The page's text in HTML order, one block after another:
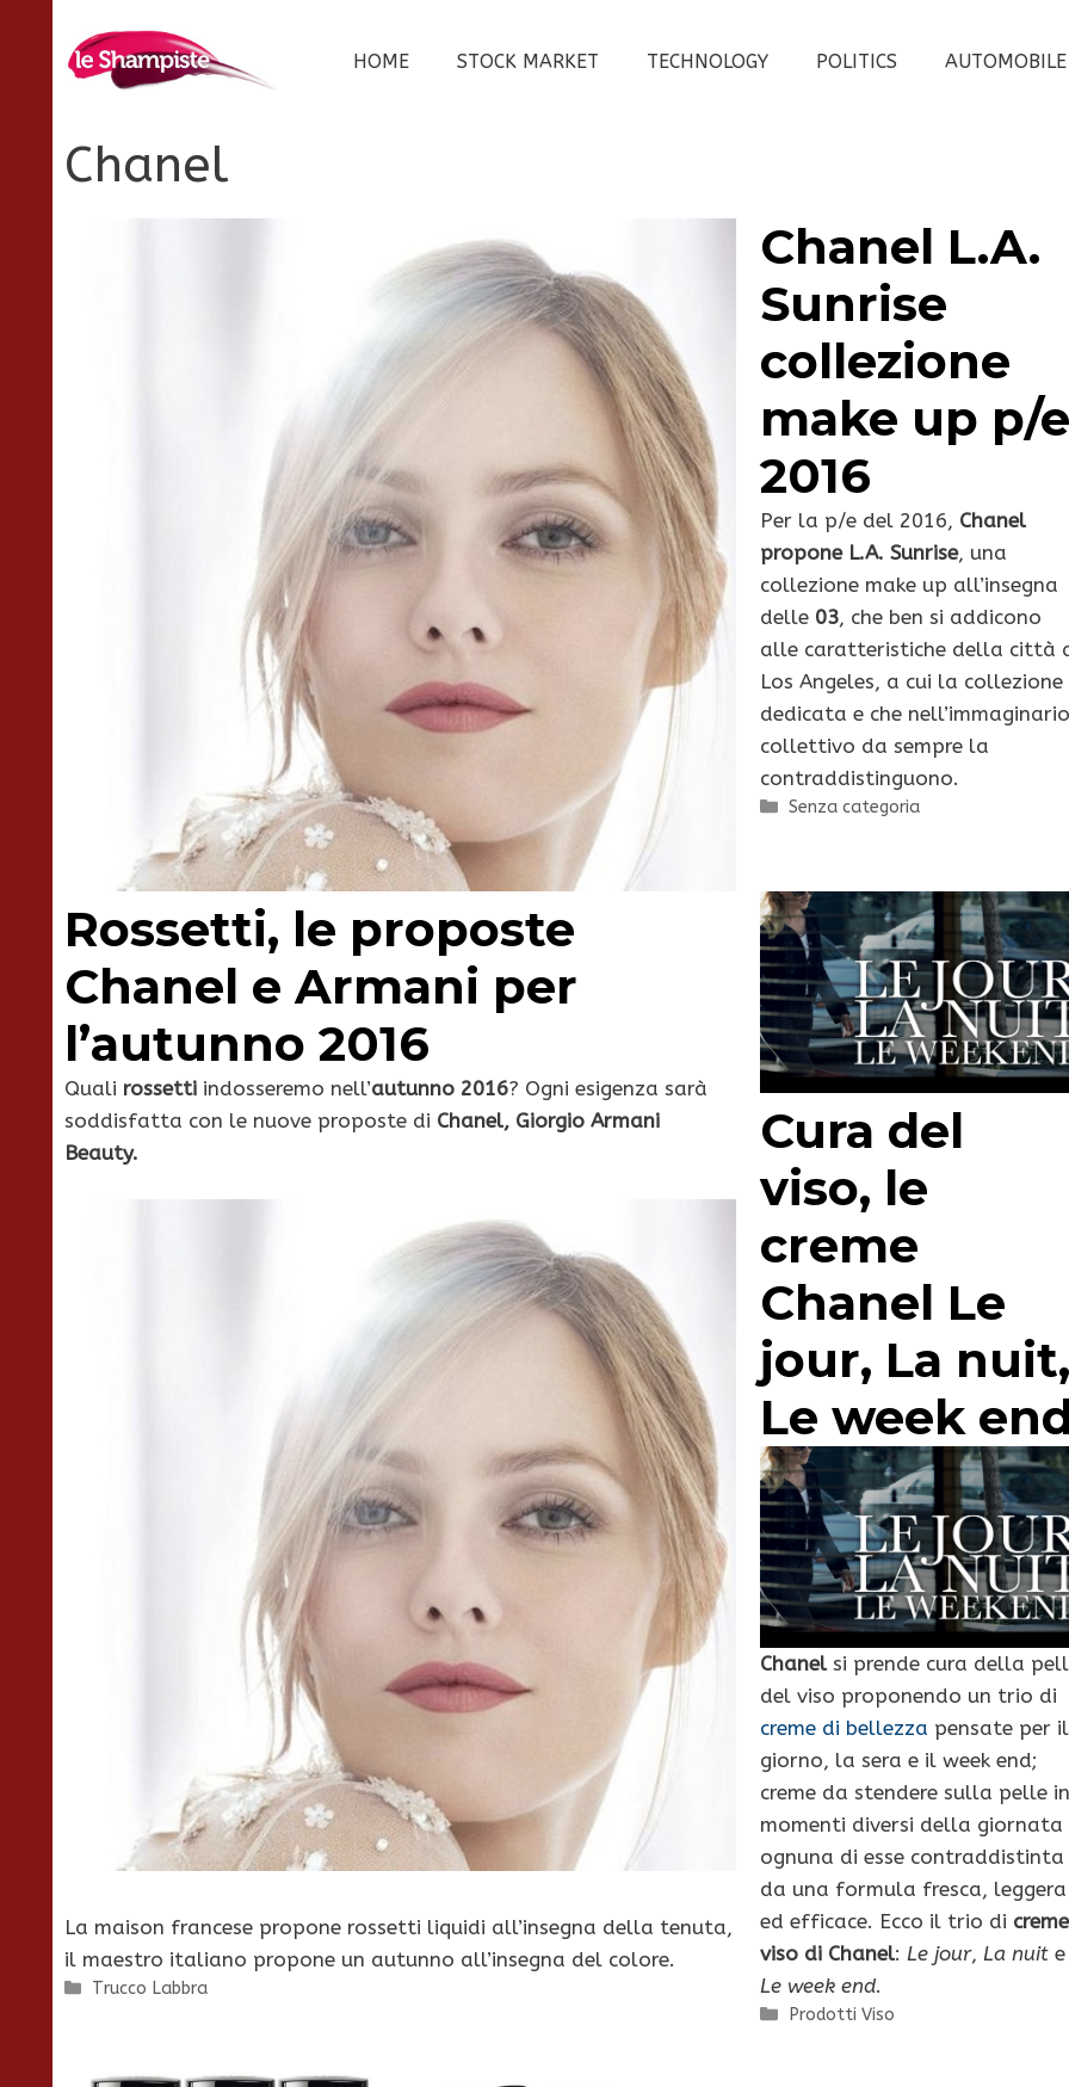
contenuto
HOME STOCK MARKET TECHNOLOGY POLITICS AUTOMOBILE
Chanel
Rossetti, le proposte
Chanel e Armani per
l’autunno 2016
Quali rossetti indosseremo nell’autunno 2016? Ogni esigenza sarà
soddisfatta con le nuove proposte di Chanel, Giorgio Armani
Beauty.
La maison francese propone rossetti liquidi all’insegna della tenuta,
il maestro italiano propone un autunno all’insegna del colore.
Categorie
Trucco Labbra
Chanel L.A.
Sunrise
collezione
make up p/
2016
Per la p/e del 2016, Chanel
propone L.A. Sunrise, una
collezione make up all’insegna
delle 03, che ben si addicono
alle caratteristiche della città
Los Angeles, a cui la collezione
dedicata e che
collettivo da sempre la
contraddistinguono.
Categorie
Senza categoria
Cura del
viso, le
creme
Chanel Le
jour, La
Le week
Chanel si prende cura della
del viso proponendo un trio di
creme di bellezza pensate per il
giorno, la sera e il week end;
creme da stendere sulla pelle
momenti diversi della giornata
ognuna di esse contraddistinta
da una formula fresca, leggera
ed efficace. Ecco il trio di creme
viso di Chanel: Le jour, La nuite
Le week end.
Categorie
Prodotti Viso